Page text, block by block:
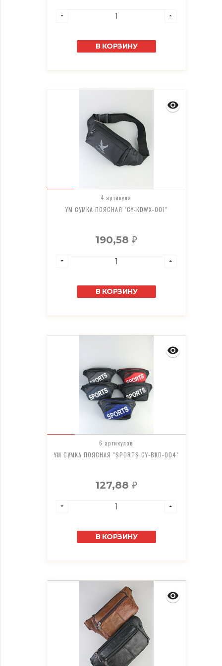
В КОРЗИНУ
4 артикула
YM СУМКА ПОЯСНАЯ "CY-KDWX-001"
190,58₽
В КОРЗИНУ
6 артикулов
YM СУМКА ПОЯСНАЯ "SPORTS GY-BKD-004"
127,88₽
В КОРЗИНУ